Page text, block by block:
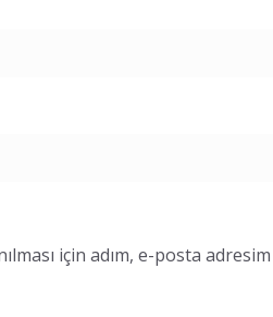
için adım, e-posta